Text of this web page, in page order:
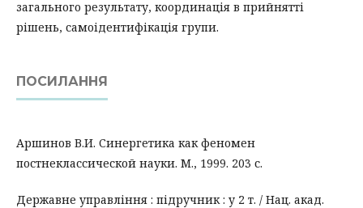
загального результату, координація в прийнятті
рішень, самоідентифікація групи.
ПОСИЛАННЯ
Аршинов В.И. Синергетика как феномен
постнеклассической науки. М., 1999. 203 с.
Державне управління : підручник : у 2 т. / Нац. акад.